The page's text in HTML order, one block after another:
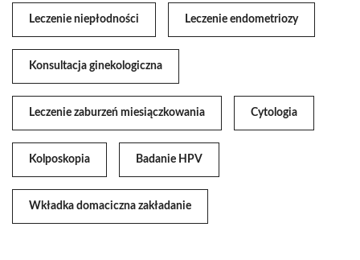
Leczenie niepłodności Leczenie endometriozy
Konsultacja ginekologiczna
Leczenie zaburzeń miesiączkowania Cytologia
Kolposkopia Badanie HPV
Wkładka domaciczna zakładanie